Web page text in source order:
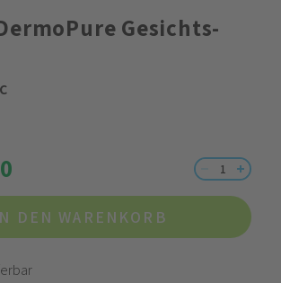
Gesichts-
DEN WARENKORB